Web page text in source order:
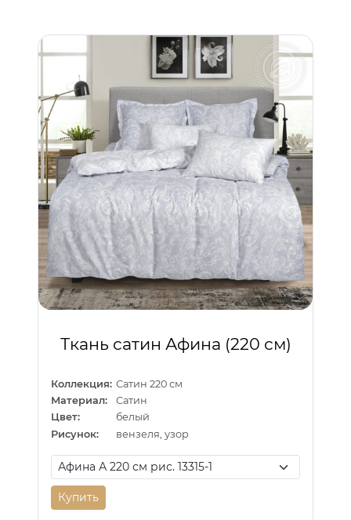
Ткань сатин Афина (220 см)
Коллекция: Сатин 220 см
Материал:
Сатин
Цвет:
белый
Рисунок:
вензеля, узор
Купить